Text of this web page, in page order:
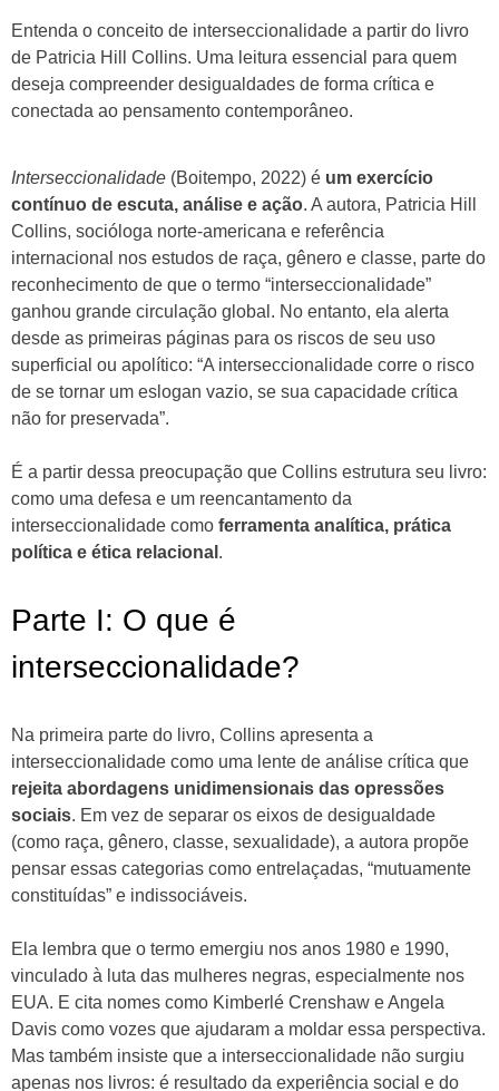
Entenda o conceito de interseccionalidade a partir do livro
de Patricia Hill Collins. Uma leitura essencial para quem
deseja compreender desigualdades de forma crítica e
conectada ao pensamento contemporâneo.
Interseccionalidade (Boitempo, 2022) é um exercício
contínuo de escuta, análise e ação. A autora, Patricia Hill
Collins, socióloga norte-americana e referência
internacional nos estudos de raça, gênero e classe, parte do
reconhecimento de que o termo “interseccionalidade”
ganhou grande circulação global. No entanto, ela alerta
desde as primeiras páginas para os riscos de seu uso
superficial ou apolítico: “A interseccionalidade corre o risco
de se tornar um eslogan vazio, se sua capacidade crítica
não for preservada”.
É a partir dessa preocupação que Collins estrutura seu livro:
como uma defesa e um reencantamento da
interseccionalidade como ferramenta analítica, prática
política e ética relacional .
Parte I: O que é
interseccionalidade?
Na primeira parte do livro, Collins apresenta a
interseccionalidade como uma lente de análise crítica que
rejeita abordagens unidimensionais das opressões
sociais. Em vez de separar os eixos de desigualdade
(como raça, gênero, classe, sexualidade), a autora propõe
pensar essas categorias como entrelaçadas, “mutuamente
constituídas” e indissociáveis.
Ela lembra que o termo emergiu nos anos 1980 e 1990,
vinculado à luta das mulheres negras, especialmente nos
EUA. E cita nomes como Kimberlé Crenshaw e Angela
Davis como vozes que ajudaram a moldar essa perspectiva.
Mas também insiste que a interseccionalidade não surgiu
apenas nos livros: é resultado da experiência social e do